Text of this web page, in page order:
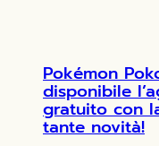
Pokémon
disponibile
gratuito con
tante novità!